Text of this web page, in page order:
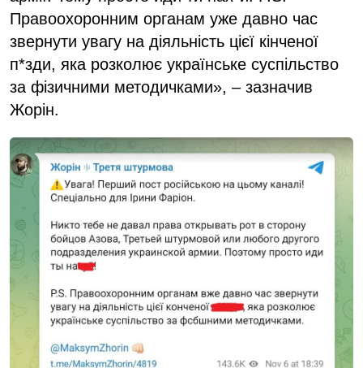
Правоохоронним органам уже давно час
звернути увагу на діяльність цієї кінченої
п*зди, яка розколює українське суспільство
за фізичними методичками», – зазначив
Жорін.